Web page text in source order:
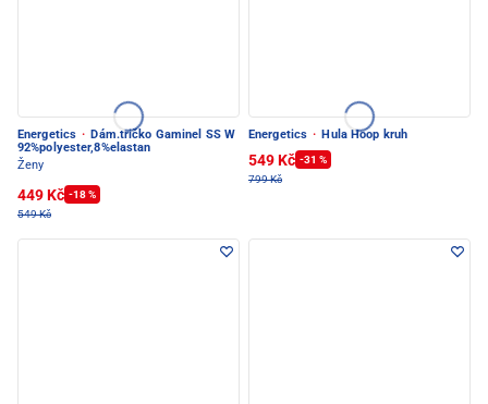
Energetics · Dám.tričko Gaminel SS W
92%polyester,8%elastan
Ženy
449 Kč -18 %
549 Kč
Energetics · Hula Hoop kruh
549 Kč -31 %
799 Kč